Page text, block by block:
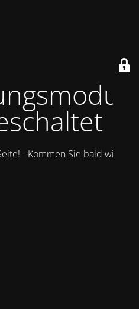
- Kommen Sie bald wieder.